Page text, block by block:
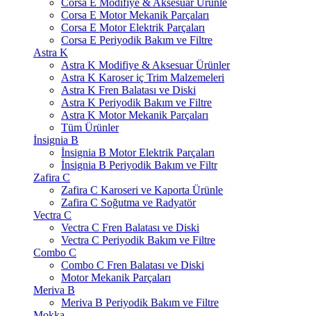
Corsa E Modifiye & Aksesuar Ürünle
Corsa E Motor Mekanik Parçaları
Corsa E Motor Elektrik Parçaları
Corsa E Periyodik Bakım ve Filtre
Astra K
Astra K Modifiye & Aksesuar Ürünler
Astra K Karoser iç Trim Malzemeleri
Astra K Fren Balatası ve Diski
Astra K Periyodik Bakım ve Filtre
Astra K Motor Mekanik Parçaları
Tüm Ürünler
İnsignia B
İnsignia B Motor Elektrik Parçaları
İnsignia B Periyodik Bakım ve Filtr
Zafira C
Zafira C Karoseri ve Kaporta Ürünle
Zafira C Soğutma ve Radyatör
Vectra C
Vectra C Fren Balatası ve Diski
Vectra C Periyodik Bakım ve Filtre
Combo C
Combo C Fren Balatası ve Diski
Motor Mekanik Parçaları
Meriva B
Meriva B Periyodik Bakım ve Filtre